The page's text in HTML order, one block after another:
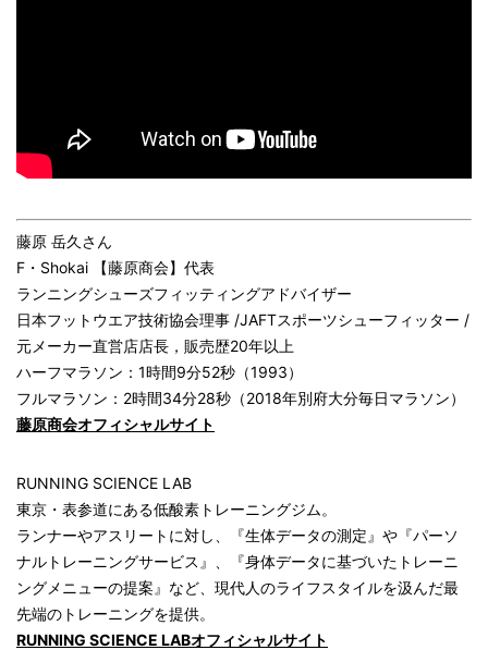
藤原 岳久さん
F・Shokai 【藤原商会】代表
ランニングシューズフィッティングアドバイザー
日本フットウエア技術協会理事 /JAFTスポーツシューフィッター /
元メーカー直営店店長，販売歴20年以上
ハーフマラソン：1時間9分52秒（1993）
フルマラソン：2時間34分28秒（2018年別府大分毎日マラソン）
藤原商会オフィシャルサイト
RUNNING SCIENCE LAB
東京・表参道にある低酸素トレーニングジム。
ランナーやアスリートに対し、『生体データの測定』や『パーソ
ナルトレーニングサービス』、『身体データに基づいたトレーニ
ングメニューの提案』など、現代人のライフスタイルを汲んだ最
先端のトレーニングを提供。
RUNNING SCIENCE LABオフィシャルサイト